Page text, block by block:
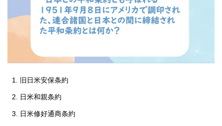
旧日米安保条約
日米和親条約
日米修好通商条約